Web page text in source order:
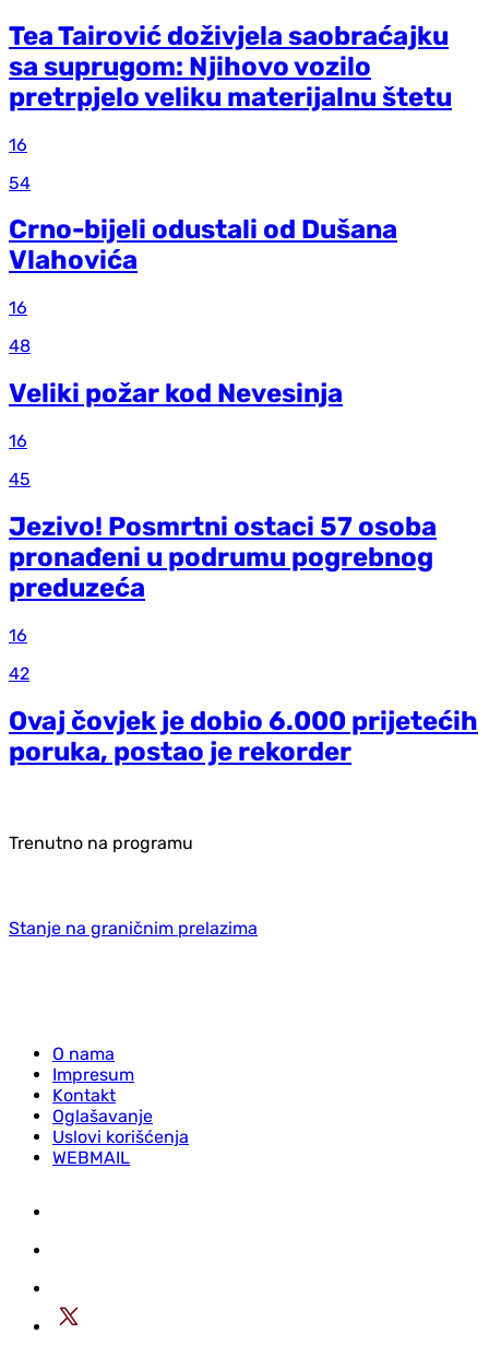
Tea Tairović doživjela saobraćajku
sa suprugom: Njihovo vozilo
pretrpjelo veliku materijalnu štetu
16
54
Crno-bijeli odustali od Dušana
Vlahovića
16
48
Veliki požar kod Nevesinja
16
45
Jezivo! Posmrtni ostaci 57 osoba
pronađeni u podrumu pogrebnog
preduzeća
16
42
Ovaj čovjek je dobio 6.000 prijetećih
poruka, postao je rekorder
Trenutno na programu
Stanje na graničnim prelazima
O nama
Impresum
Kontakt
Oglašavanje
Uslovi korišćenja
WEBMAIL